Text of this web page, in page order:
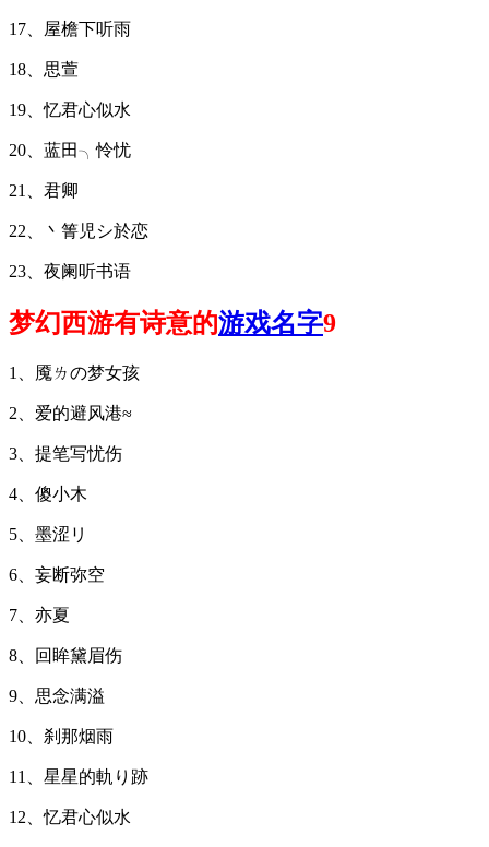
17、屋檐下听雨
18、思萱
19、忆君心似水
20、蓝田╮怜忧
21、君卿
22、丶箐児シ於恋
23、夜阑听书语
梦幻西游有诗意的游戏名字9
1、魇ㄌの梦女孩
2、爱的避风港≈
3、提笔写忧伤
4、傻小木
5、墨涩リ
6、妄断弥空
7、亦夏
8、回眸黛眉伤
9、思念满溢
10、刹那烟雨
11、星星的軌り跡
12、忆君心似水